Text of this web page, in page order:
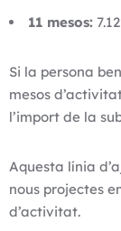
11 mesos:
Si la persona
mesos
l’import de la
Aquesta línia
nous projectes
d’activitat.